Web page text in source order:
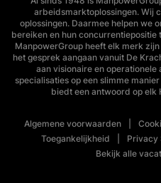
arbeidsmarktoplossingen. Wij
oplossingen. Daarmee helpen we
bereiken en hun
ManpowerGroup heeft elk merk
het gesprek aangaan vanuit De
aan visionaire en
specialisaties op een slimme
biedt een antwoord op elk
Algemene voorwaarden
Toegankelijkheid Privacy
Bekijk alle